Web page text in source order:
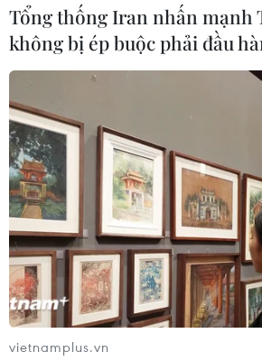
Học sinh Thái Bình và
trực tuyến phòng dịch
16/02/2021 07:02
Để phòng chống dịch bệnh COVID-
và Tuyên Quang quyết định cho học
cho đến khi có thông báo tiếp theo.
Tổng thống Iran nhấn mạnh
không bị ép buộc phải đầu
vietnamplus.vn